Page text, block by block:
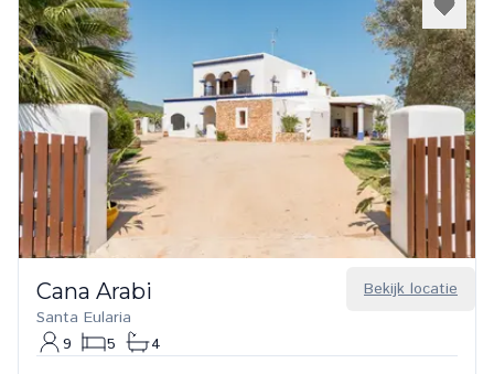
Bekijk locatie
Cana Arabi
Santa Eularia
9
5 4